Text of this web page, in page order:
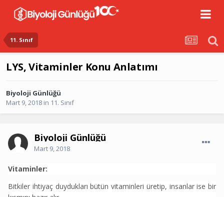
11. Sınıf
LYS, Vitaminler Konu Anlatımı
Biyoloji Günlüğü
Mart 9, 2018 in 11. Sınıf
Biyoloji Günlüğü
Mart 9, 2018
Vitaminler:
Bitkiler ihtiyaç duydukları bütün vitaminleri üretip, insanlar ise bir